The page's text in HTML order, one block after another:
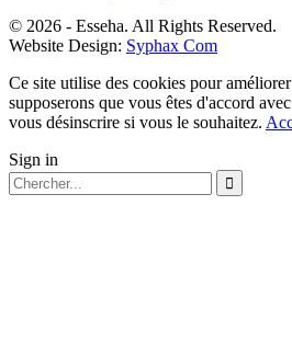
© 2026 - Esseha. All Rights Reserved.
Website Design: Syphax Com
Ce site utilise des cookies pour
supposerons que vous êtes d'accord
vous désinscrire si vous le souhaitez.
Sign in